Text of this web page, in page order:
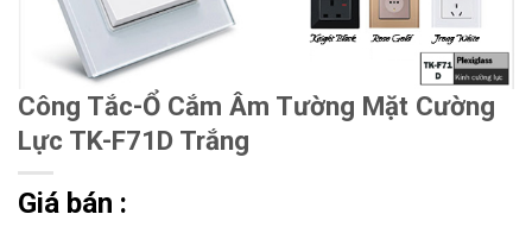
Công Tắc-Ổ Cắm Âm Tường Mặt Cường
Lực TK-F71D Trắng
Giá bán :